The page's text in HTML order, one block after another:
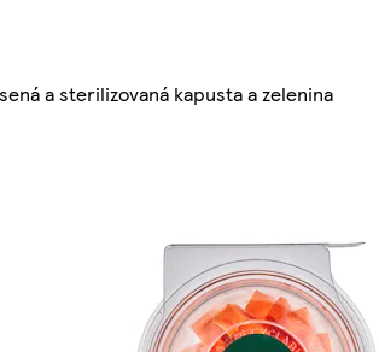
a sterilizovaná kapusta a zelenina